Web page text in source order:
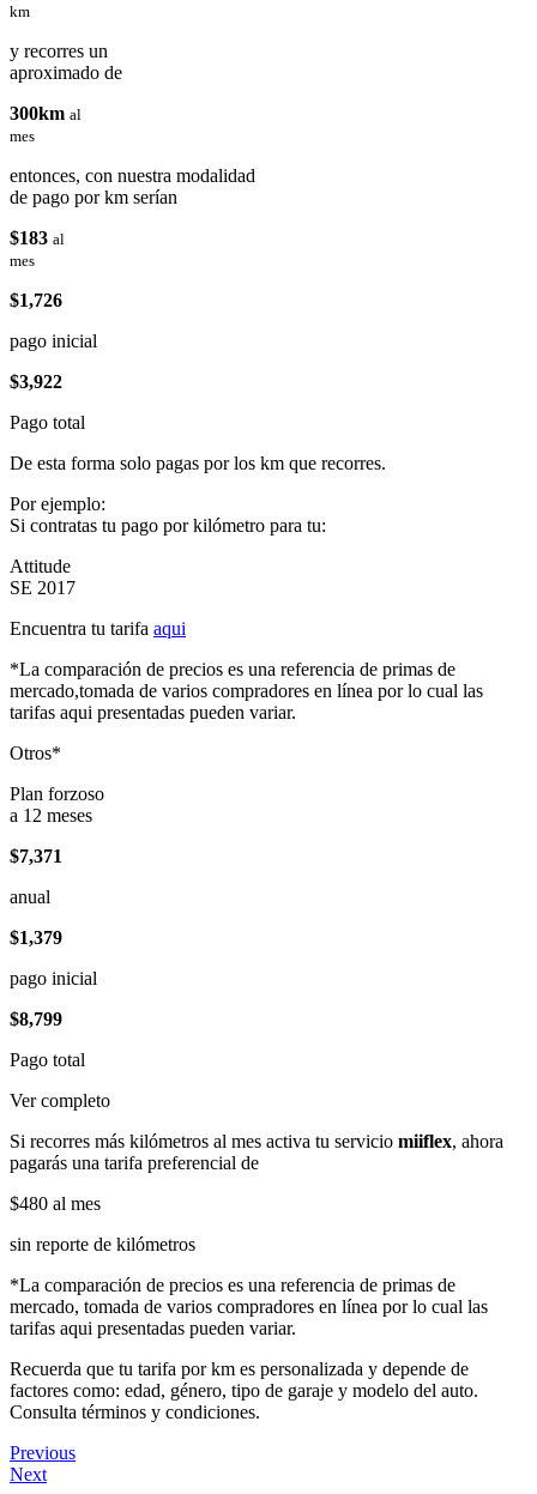
km
y recorres un
aproximado de
300km al
mes
entonces, con nuestra modalidad
de pago por km serían
$183 al
mes
$1,726
pago inicial
$3,922
Pago total
De esta forma solo pagas por los km que recorres.
Por ejemplo:
Si contratas tu pago por kilómetro para tu:
Attitude
SE 2017
Encuentra tu tarifa aqui
*La comparación de precios es una referencia de primas de
mercado,tomada de varios compradores en línea por lo cual las
tarifas aqui presentadas pueden variar.
Otros*
Plan forzoso
a 12 meses
$7,371
anual
$1,379
pago inicial
$8,799
Pago total
Ver completo
Si recorres más kilómetros al mes activa tu servicio miiflex, ahora
pagarás una tarifa preferencial de
$480 al mes
sin reporte de kilómetros
*La comparación de precios es una referencia de primas de
mercado, tomada de varios compradores en línea por lo cual las
tarifas aqui presentadas pueden variar.
Recuerda que tu tarifa por km es personalizada y depende de
factores como: edad, género, tipo de garaje y modelo del auto.
Consulta términos y condiciones.
Previous
Next